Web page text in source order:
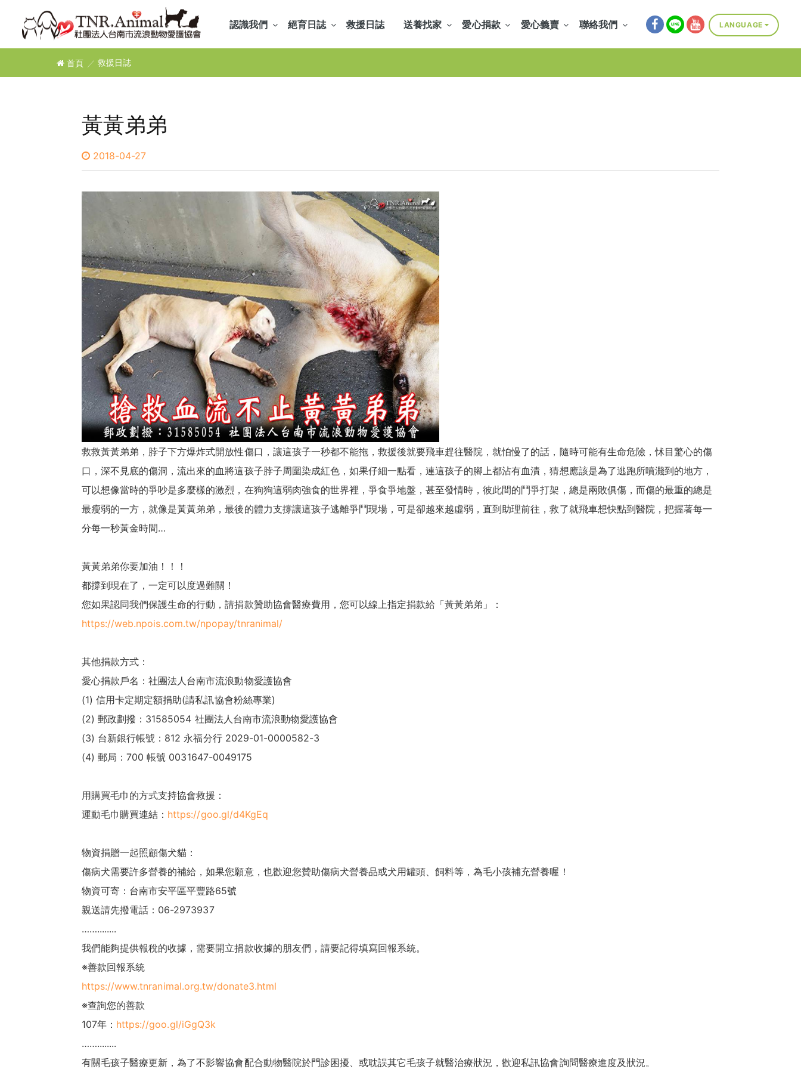
認識我們 絕育日誌 救援日誌 送養找家 愛心捐款 愛心義賣 聯絡我們 LANGUAGE
首頁 救援日誌
黃黃弟弟
2018-04-27
救救黃黃弟弟，脖子下方爆炸式開放性傷口，讓這孩子一秒都不能拖，救援後就要飛車趕往醫院，就怕慢了的話，隨時可能有生命危險，怵目驚心的傷
口，深不見底的傷洞，流出來的血將這孩子脖子周圍染成紅色，如果仔細一點看，連這孩子的腳上都沾有血漬，猜想應該是為了逃跑所噴濺到的地方，
可以想像當時的爭吵是多麼樣的激烈，在狗狗這弱肉強食的世界裡，爭食爭地盤，甚至發情時，彼此間的鬥爭打架，總是兩敗俱傷，而傷的最重的總是
最瘦弱的一方，就像是黃黃弟弟，最後的體力支撐讓這孩子逃離爭鬥現場，可是卻越來越虛弱，直到助理前往，救了就飛車想快點到醫院，把握著每一
分每一秒黃金時間…
黃黃弟弟你要加油！！！
都撐到現在了，一定可以度過難關！
您如果認同我們保護生命的行動，請捐款贊助協會醫療費用，您可以線上指定捐款給「黃黃弟弟」：
https://web.npois.com.tw/npopay/tnranimal/
其他捐款方式：
愛心捐款戶名：社團法人台南市流浪動物愛護協會
(1) 信用卡定期定額捐助(請私訊協會粉絲專業)
(2) 郵政劃撥：31585054 社團法人台南市流浪動物愛護協會
(3) 台新銀行帳號：812 永福分行 2029-01-0000582-3
(4) 郵局：700 帳號 0031647-0049175
用購買毛巾的方式支持協會救援：
運動毛巾購買連結： https://goo.gl/d4KgEq
物資捐贈一起照顧傷犬貓：
傷病犬需要許多營養的補給，如果您願意，也歡迎您贊助傷病犬營養品或犬用罐頭、飼料等，為毛小孩補充營養喔！
物資可寄：台南市安平區平豐路65號
親送請先撥電話：06-2973937
……........
我們能夠提供報稅的收據，需要開立捐款收據的朋友們，請要記得填寫回報系統。
※善款回報系統
https://www.tnranimal.org.tw/donate3.html
※查詢您的善款
107年： https://goo.gl/iGgQ3k
……........
有關毛孩子醫療更新，為了不影響協會配合動物醫院於門診困擾、或耽誤其它毛孩子就醫治療狀況，歡迎私訊協會詢問醫療進度及狀況。